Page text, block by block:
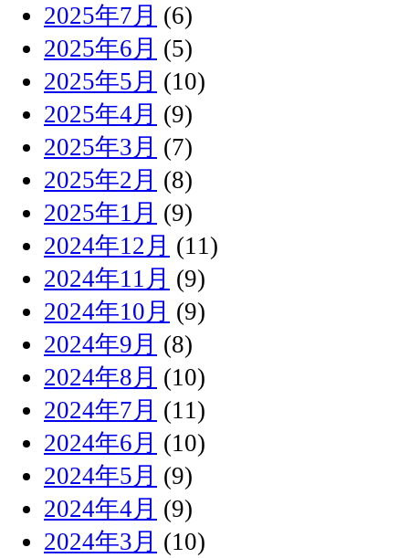
2025年7月 (6)
2025年6月 (5)
2025年5月 (10)
2025年4月 (9)
2025年3月 (7)
2025年2月 (8)
2025年1月 (9)
2024年12月 (11)
2024年11月 (9)
2024年10月 (9)
2024年9月 (8)
2024年8月 (10)
2024年7月 (11)
2024年6月 (10)
2024年5月 (9)
2024年4月 (9)
2024年3月 (10)